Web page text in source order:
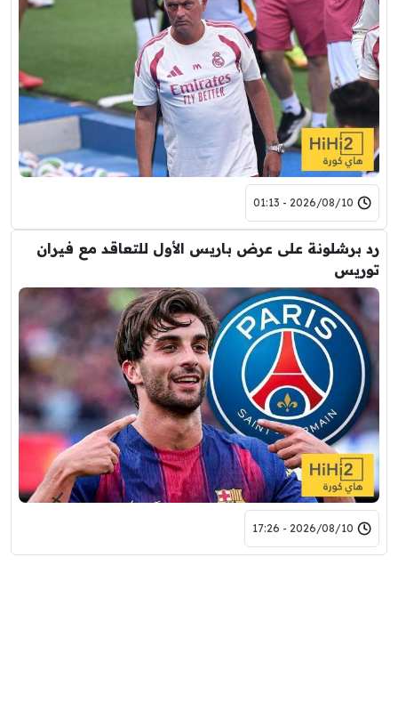
2026/08/10 - 01:13
رد برشلونة على عرض باريس الأول للتعاقد مع فيران
توريس
2026/08/10 - 17:26